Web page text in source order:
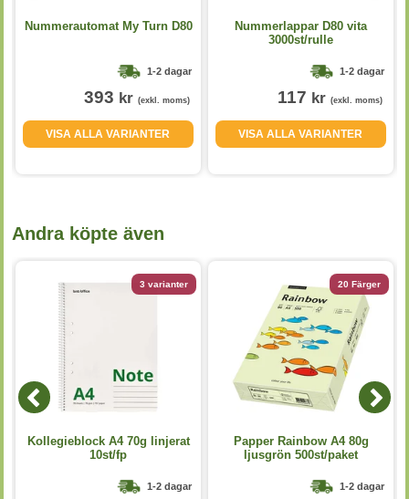
Nummerautomat My Turn D80
1-2 dagar
393 kr (exkl. moms)
VISA ALLA VARIANTER
Nummerlappar D80 vita
3000st/rulle
1-2 dagar
117 kr (exkl. moms)
VISA ALLA VARIANTER
Andra köpte även
3 varianter
Kollegieblock A4 70g linjerat
10st/fp
1-2 dagar
20 Färger
Papper Rainbow A4 80g
ljusgrön 500st/paket
1-2 dagar